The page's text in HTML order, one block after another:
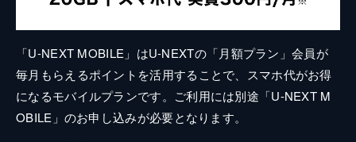
「U-NEXT MOBILE」はU-NEXTの「月額プラン」会員が
毎月もらえるポイントを活用することで、スマホ代がお得
になるモバイルプランです。ご利用には別途「U-NEXT M
OBILE」のお申し込みが必要となります。